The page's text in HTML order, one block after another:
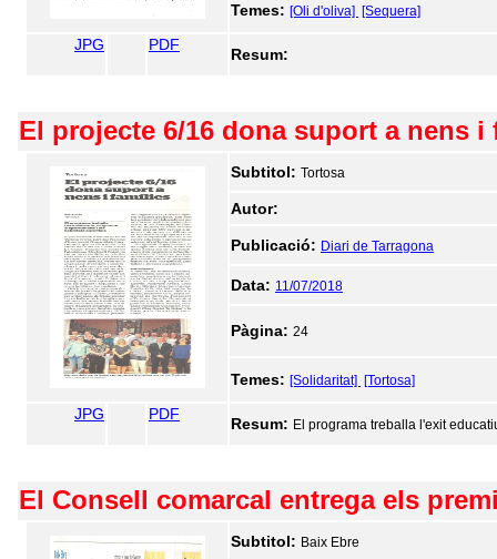
Temes: [Oli d'oliva] [Sequera]
JPG PDF
Resum:
El projecte 6/16 dona suport a nens i
Subtitol: Tortosa
Autor:
Publicació: Diari de Tarragona
Data: 11/07/2018
Pàgina: 24
Temes: [Solidaritat] [Tortosa]
JPG PDF
Resum: El programa treballa l'exit
El Consell comarcal entrega els
Subtitol: Baix Ebre